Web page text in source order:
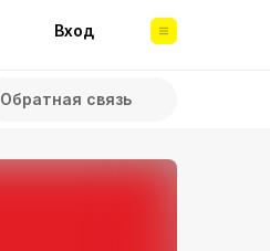
Вход
Обратная связь